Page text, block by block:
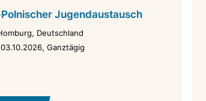
Jugendaustausch
Deutschland
03.10.2026, Ganztägig